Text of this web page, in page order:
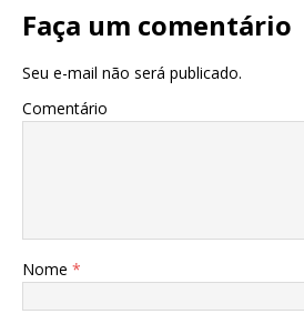
Faça um comentário
Seu e-mail não será publicado.
Comentário
Nome *